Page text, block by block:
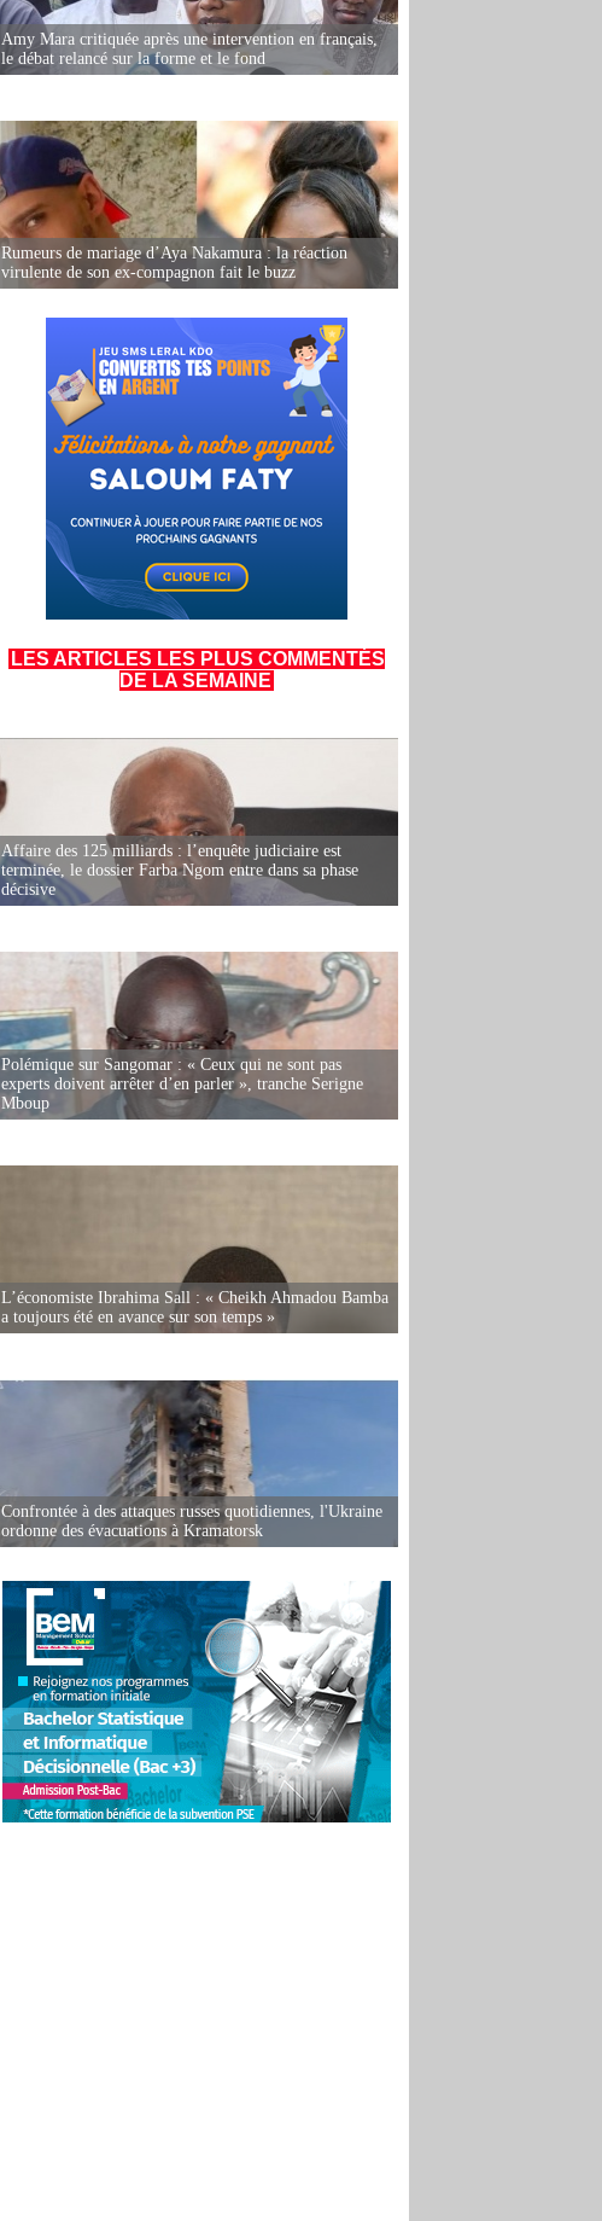
Amy Mara critiquée après une intervention en français,
le débat relancé sur la forme et le fond
Rumeurs de mariage d’Aya Nakamura : la réaction
virulente de son ex-compagnon fait le buzz
LES ARTICLES LES PLUS COMMENTÉS
DE LA SEMAINE
Affaire des 125 milliards : l’enquête judiciaire est
terminée, le dossier Farba Ngom entre dans sa phase
décisive
Polémique sur Sangomar : « Ceux qui ne sont pas
experts doivent arrêter d’en parler », tranche Serigne
Mboup
L’économiste Ibrahima Sall : « Cheikh Ahmadou Bamba
a toujours été en avance sur son temps »
Confrontée à des attaques russes quotidiennes, l'Ukraine
ordonne des évacuations à Kramatorsk